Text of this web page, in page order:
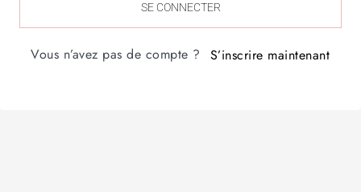
SE CONNECTER
Vous n’avez pas de compte ? S’inscrire maintenant